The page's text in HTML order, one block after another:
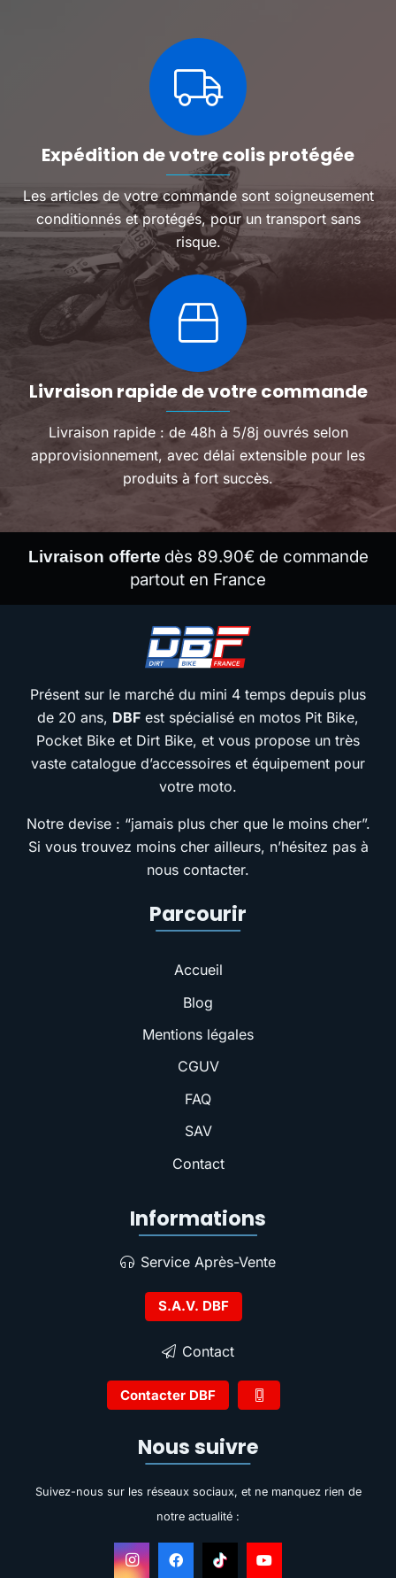
Expédition de votre colis protégée
Les articles de votre commande sont soigneusement
conditionnés et protégés, pour un transport sans
risque.
Livraison rapide de votre commande
Livraison rapide : de 48h à 5/8j ouvrés selon
approvisionnement, avec délai extensible pour les
produits à fort succès.
Livraison offerte dès 89.90€ de commande
partout en France
Présent sur le marché du mini 4 temps depuis plus
de 20 ans, DBF est spécialisé en motos Pit Bike,
Pocket Bike et Dirt Bike, et vous propose un très
vaste catalogue d’accessoires et équipement pour
votre moto.
Notre devise : “jamais plus cher que le moins cher”.
Si vous trouvez moins cher ailleurs, n’hésitez pas à
nous contacter.
Parcourir
Accueil
Blog
Mentions légales
CGUV
FAQ
SAV
Contact
Informations
Service Après-Vente
S.A.V. DBF
Contact
Contacter DBF
Nous suivre
Suivez-nous sur les réseaux sociaux, et ne manquez rien de
notre actualité :